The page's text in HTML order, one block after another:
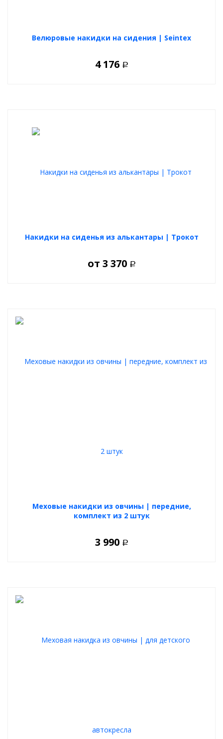
Велюровые накидки на сидения | Seintex
4 176 Р
Накидки на сиденья из алькантары | Трокот
от 3 370 Р
Меховые накидки из овчины | передние,
комплект из 2 штук
3 990 Р